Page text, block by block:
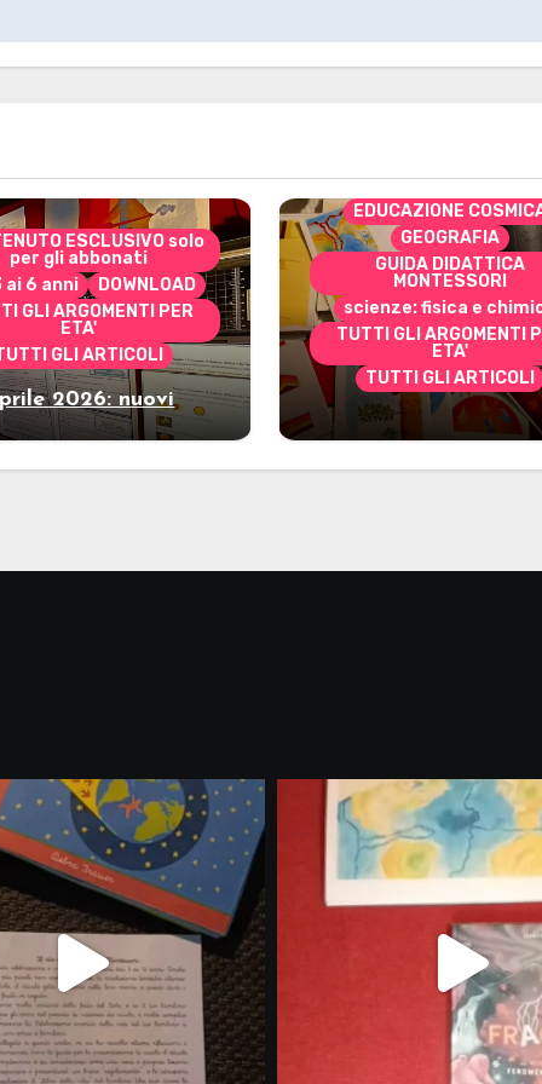
ESCLUSIVO solo
per gli abbonati
ai 6 anni
DOWNLOAD
GLI ARGOMENTI PER
ETA'
GLI ARTICOLI
2026: nuovi
stampabili per
CONTENUTO
DOWNLOAD
EDUCAZIONE
GEOGRAFIA
GUIDA DIDATTICA
MONTESSORI
scienze: fisica e
TUTTI GLI ARGOMENTI
ETA'
TUTTI GLI ARTICOLI
Marzo 2026:
materiali stampabili
gli abbonati